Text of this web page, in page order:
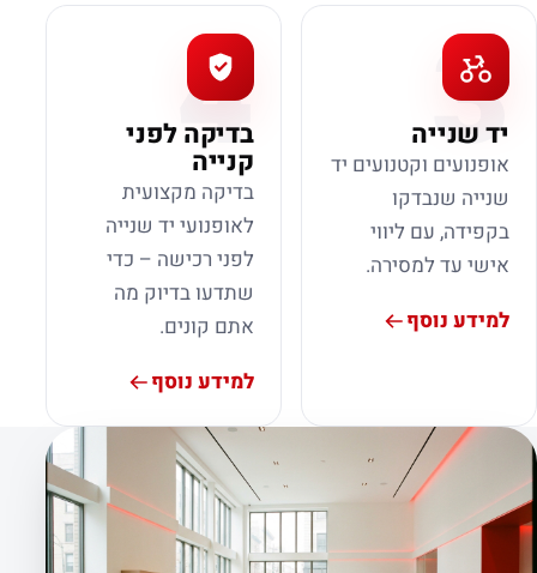
3
יד שנייה
אופנועים וקטנועים יד
שנייה שנבדקו
בקפידה, עם ליווי
אישי עד למסירה.
למידע נוסף
4
בדיקה לפני
קנייה
בדיקה מקצועית
לאופנועי יד שנייה
לפני רכישה – כדי
שתדעו בדיוק מה
אתם קונים.
למידע נוסף